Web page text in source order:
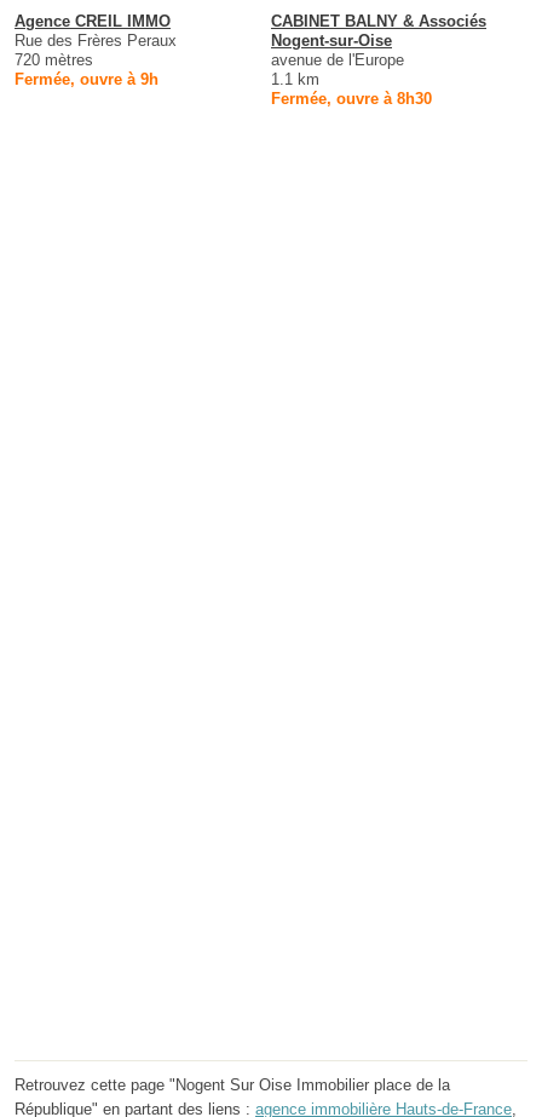
Agence CREIL IMMO
Rue des Frères Peraux
720 mètres
Fermée, ouvre à 9h
CABINET BALNY & Associés
Nogent-sur-Oise
avenue de l'Europe
1.1 km
Fermée, ouvre à 8h30
Retrouvez cette page "Nogent Sur Oise Immobilier place de la
République" en partant des liens : agence immobilière Hauts-de-France